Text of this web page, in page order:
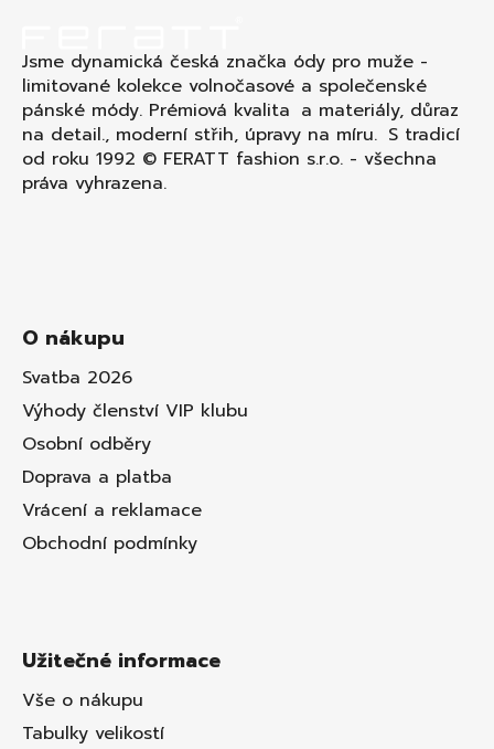
Jsme dynamická česká značka ódy pro muže -
limitované kolekce volnočasové a společenské
pánské módy. Prémiová kvalita a materiály, důraz
na detail., moderní střih, úpravy na míru. S tradicí
od roku 1992 © FERATT fashion s.r.o. - všechna
práva vyhrazena.
O nákupu
Svatba 2026
Výhody členství VIP klubu
Osobní odběry
Doprava a platba
Vrácení a reklamace
Obchodní podmínky
Užitečné informace
Vše o nákupu
Tabulky velikostí